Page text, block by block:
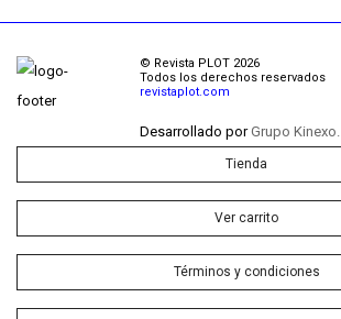
© Revista PLOT 2026
Todos los derechos reservados
revistaplot.com
Desarrollado porGrupo Kinexo.
Tienda
Ver carrito
Términos y condiciones